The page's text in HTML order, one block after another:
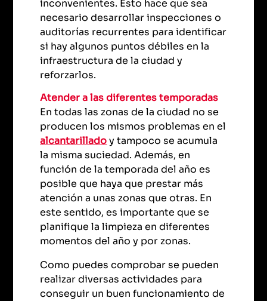
inconvenientes. Esto hace que sea
necesario desarrollar inspecciones o
auditorías recurrentes para identificar
si hay algunos puntos débiles en la
infraestructura de la ciudad y
reforzarlos.
Atender a las diferentes temporadas
En todas las zonas de la ciudad no se
producen los mismos problemas en el
alcantarilladoy tampoco se acumula
la misma suciedad. Además, en
función de la temporada del año es
posible que haya que prestar más
atención a unas zonas que otras. En
este sentido, es importante que se
planifique la limpieza en diferentes
momentos del año y por zonas.
Como puedes comprobar se pueden
realizar diversas actividades para
conseguir un buen funcionamiento de